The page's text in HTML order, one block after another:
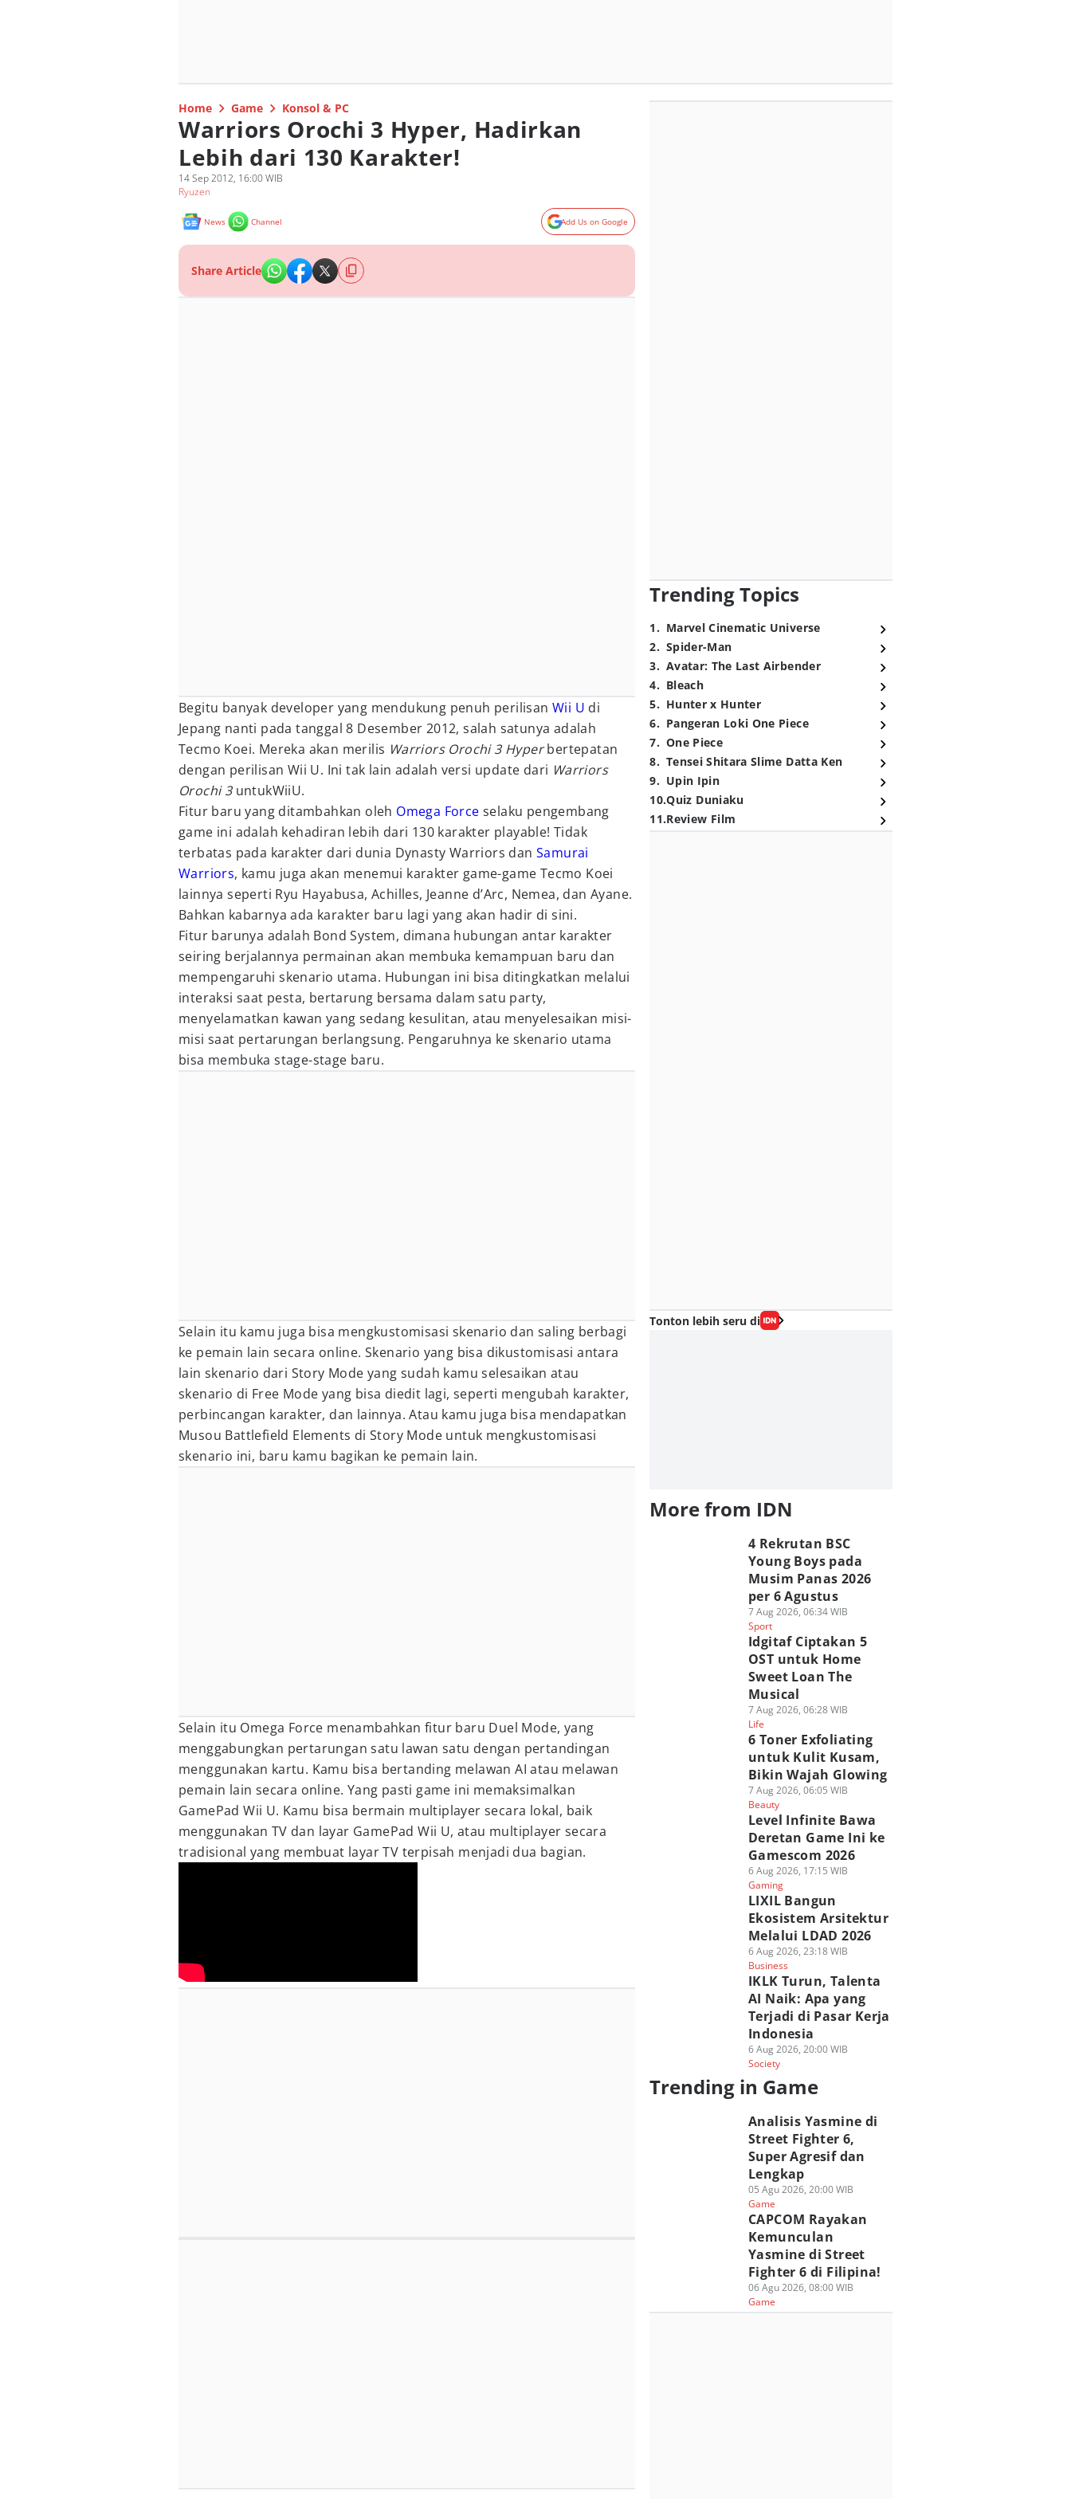
Home Game Konsol & PC
Warriors Orochi 3 Hyper, Hadirkan
Lebih dari 130 Karakter!
14 Sep 2012, 16:00 WIB
Ryuzen
News Channel Add Us on Google
Share Article
Begitu banyak developer yang mendukung penuh perilisan Wii U di
Jepang nanti pada tanggal 8 Desember 2012, salah satunya adalah
Tecmo Koei. Mereka akan merilis Warriors Orochi 3 Hyperbertepatan
dengan perilisan Wii U. Ini tak lain adalah versi update dari Warriors
Orochi 3untukWiiU.
Fitur baru yang ditambahkan oleh Omega Force selaku pengembang
game ini adalah kehadiran lebih dari 130 karakter playable! Tidak
terbatas pada karakter dari dunia Dynasty Warriors dan Samurai
Warriors, kamu juga akan menemui karakter game-game Tecmo Koei
lainnya seperti Ryu Hayabusa, Achilles, Jeanne d’Arc, Nemea, dan Ayane.
Bahkan kabarnya ada karakter baru lagi yang akan hadir di sini.
Fitur barunya adalah Bond System, dimana hubungan antar karakter
seiring berjalannya permainan akan membuka kemampuan baru dan
mempengaruhi skenario utama. Hubungan ini bisa ditingkatkan melalui
interaksi saat pesta, bertarung bersama dalam satu party,
menyelamatkan kawan yang sedang kesulitan, atau menyelesaikan misi-
misi saat pertarungan berlangsung. Pengaruhnya ke skenario utama
bisa membuka stage-stage baru.
Selain itu kamu juga bisa mengkustomisasi skenario dan saling berbagi
ke pemain lain secara online. Skenario yang bisa dikustomisasi antara
lain skenario dari Story Mode yang sudah kamu selesaikan atau
skenario di Free Mode yang bisa diedit lagi, seperti mengubah karakter,
perbincangan karakter, dan lainnya. Atau kamu juga bisa mendapatkan
Musou Battlefield Elements di Story Mode untuk mengkustomisasi
skenario ini, baru kamu bagikan ke pemain lain.
Selain itu Omega Force menambahkan fitur baru Duel Mode, yang
menggabungkan pertarungan satu lawan satu dengan pertandingan
menggunakan kartu. Kamu bisa bertanding melawan AI atau melawan
pemain lain secara online. Yang pasti game ini memaksimalkan
GamePad Wii U. Kamu bisa bermain multiplayer secara lokal, baik
menggunakan TV dan layar GamePad Wii U, atau multiplayer secara
tradisional yang membuat layar TV terpisah menjadi dua bagian.
Trending Topics
1. Marvel Cinematic Universe
2. Spider-Man
3. Avatar: The Last Airbender
4. Bleach
5. Hunter x Hunter
6. Pangeran Loki One Piece
7. One Piece
8. Tensei Shitara Slime Datta Ken
9. Upin Ipin
10.Quiz Duniaku
11.Review Film
Tonton lebih seru di
More from IDN
4 Rekrutan BSC
Young Boys pada
Musim Panas 2026
per 6 Agustus
7 Aug 2026, 06:34 WIB
Sport
Idgitaf Ciptakan 5
OST untuk Home
Sweet Loan The
Musical
7 Aug 2026, 06:28 WIB
Life
6 Toner Exfoliating
untuk Kulit Kusam,
Bikin Wajah Glowing
7 Aug 2026, 06:05 WIB
Beauty
Level Infinite Bawa
Deretan Game Ini ke
Gamescom 2026
6 Aug 2026, 17:15 WIB
Gaming
LIXIL Bangun
Ekosistem Arsitektur
Melalui LDAD 2026
6 Aug 2026, 23:18 WIB
Business
IKLK Turun, Talenta
AI Naik: Apa yang
Terjadi di Pasar Kerja
Indonesia
6 Aug 2026, 20:00 WIB
Society
Trending in Game
Analisis Yasmine di
Street Fighter 6,
Super Agresif dan
Lengkap
05 Agu 2026, 20:00 WIB
Game
CAPCOM Rayakan
Kemunculan
Yasmine di Street
Fighter 6 di Filipina!
06 Agu 2026, 08:00 WIB
Game